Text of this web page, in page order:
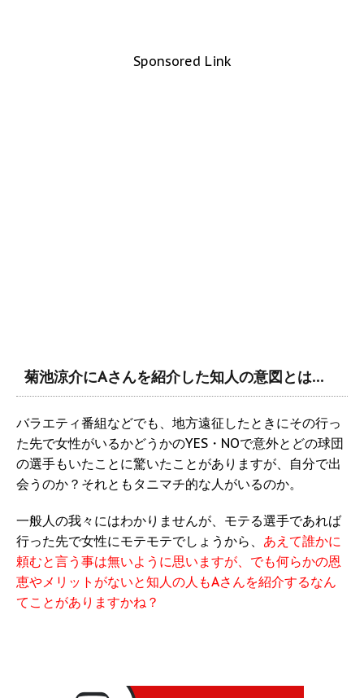
Sponsored Link
菊池涼介にAさんを紹介した知人の意図とは…
バラエティ番組などでも、地方遠征したときにその行っ
た先で女性がいるかどうかのYES・NOで意外とどの球団
の選手もいたことに驚いたことがありますが、自分で出
会うのか？それともタニマチ的な人がいるのか。
一般人の我々にはわかりませんが、モテる選手であれば
行った先で女性にモテモテでしょうから、 あえて誰かに
頼むと言う事は無いように思いますが、でも何らかの恩
恵やメリットがないと知人の人もAさんを紹介するなん
てことがありますかね？